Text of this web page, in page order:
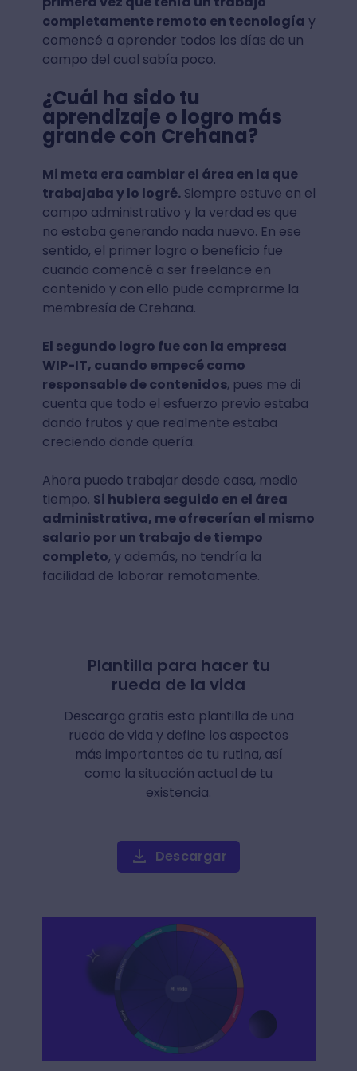
completamente remoto en tecnología y
comencé a aprender todos los días de un
campo del cual sabía poco.
¿Cuál ha sido tu
aprendizaje o logro más
grande con Crehana?
Mi meta era cambiar el área en la que
trabajaba y lo logré.Siempre estuve en el
campo administrativo y la verdad es que
no estaba generando nada nuevo. En ese
sentido, el primer logro o beneficio fue
cuando comencé a ser freelance en
contenido y con ello pude comprarme la
membresía de Crehana.
El segundo logro fue con la empresa
WIP-IT, cuando empecé como
responsable de contenidos, pues me di
cuenta que todo el esfuerzo previo estaba
dando frutos y que realmente estaba
creciendo donde quería.
Ahora puedo trabajar desde casa, medio
tiempo. Si hubiera seguido en el área
administrativa, me ofrecerían el mismo
salario por un trabajo de tiempo
completo, y además, no tendría la
facilidad de laborar remotamente.
Plantilla para hacer tu
rueda de la vida
Descarga gratis esta plantilla de una
rueda de vida y define los aspectos
más importantes de tu rutina, así
como la situación actual de tu
existencia.
Descargar